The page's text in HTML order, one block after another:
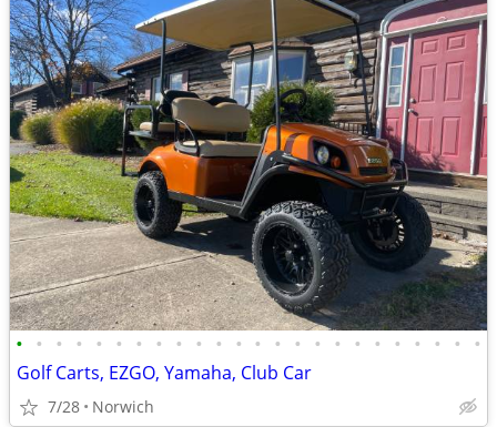
• • • • • • • • • • • • • • • • • • • • • • • •
Golf Carts, EZGO, Yamaha, Club Car
7/28 Norwich